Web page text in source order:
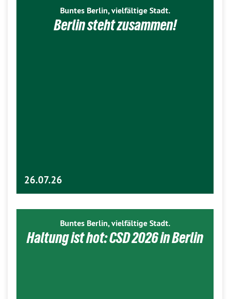
Buntes Berlin, vielfältige Stadt.
Berlin steht zusammen!
26.07.26
Buntes Berlin, vielfältige Stadt.
Haltung ist hot: CSD 2026 in Berlin